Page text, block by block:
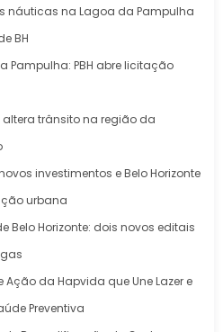
náuticas na Lagoa da Pampulha
BH
Pampulha: PBH abre licitação
trânsito na região da
investimentos e Belo Horizonte
urbana
Belo Horizonte: dois novos editais
Ação da Hapvida que Une Lazer e
Preventiva